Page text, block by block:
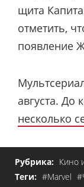
щита
отметить,
появление
августа. До
несколько
Рубрика: Кино
Теги: #Marvel